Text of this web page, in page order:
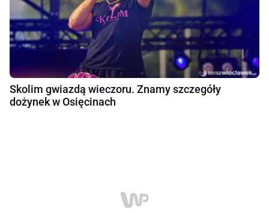
Skolim gwiazdą wieczoru. Znamy szczegóły
dożynek w Osięcinach